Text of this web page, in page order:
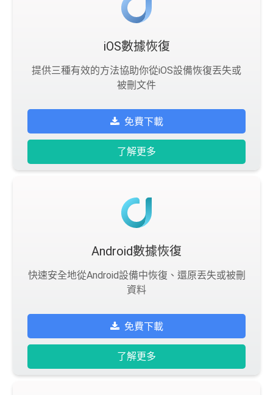
iOS數據恢復
提供三種有效的方法協助你從iOS設備恢復丟失或
被刪文件
免費下載
了解更多
Android數據恢復
快速安全地從Android設備中恢復、還原丟失或被刪
資料
免費下載
了解更多